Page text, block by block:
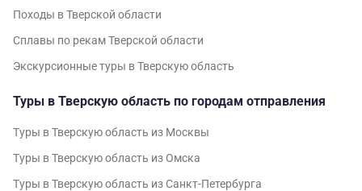
Походы в Тверской области
Сплавы по рекам Тверской области
Экскурсионные туры в Тверскую область
Туры в Тверскую область по городам отправления
Туры в Тверскую область из Москвы
Туры в Тверскую область из Омска
Туры в Тверскую область из Санкт-Петербурга